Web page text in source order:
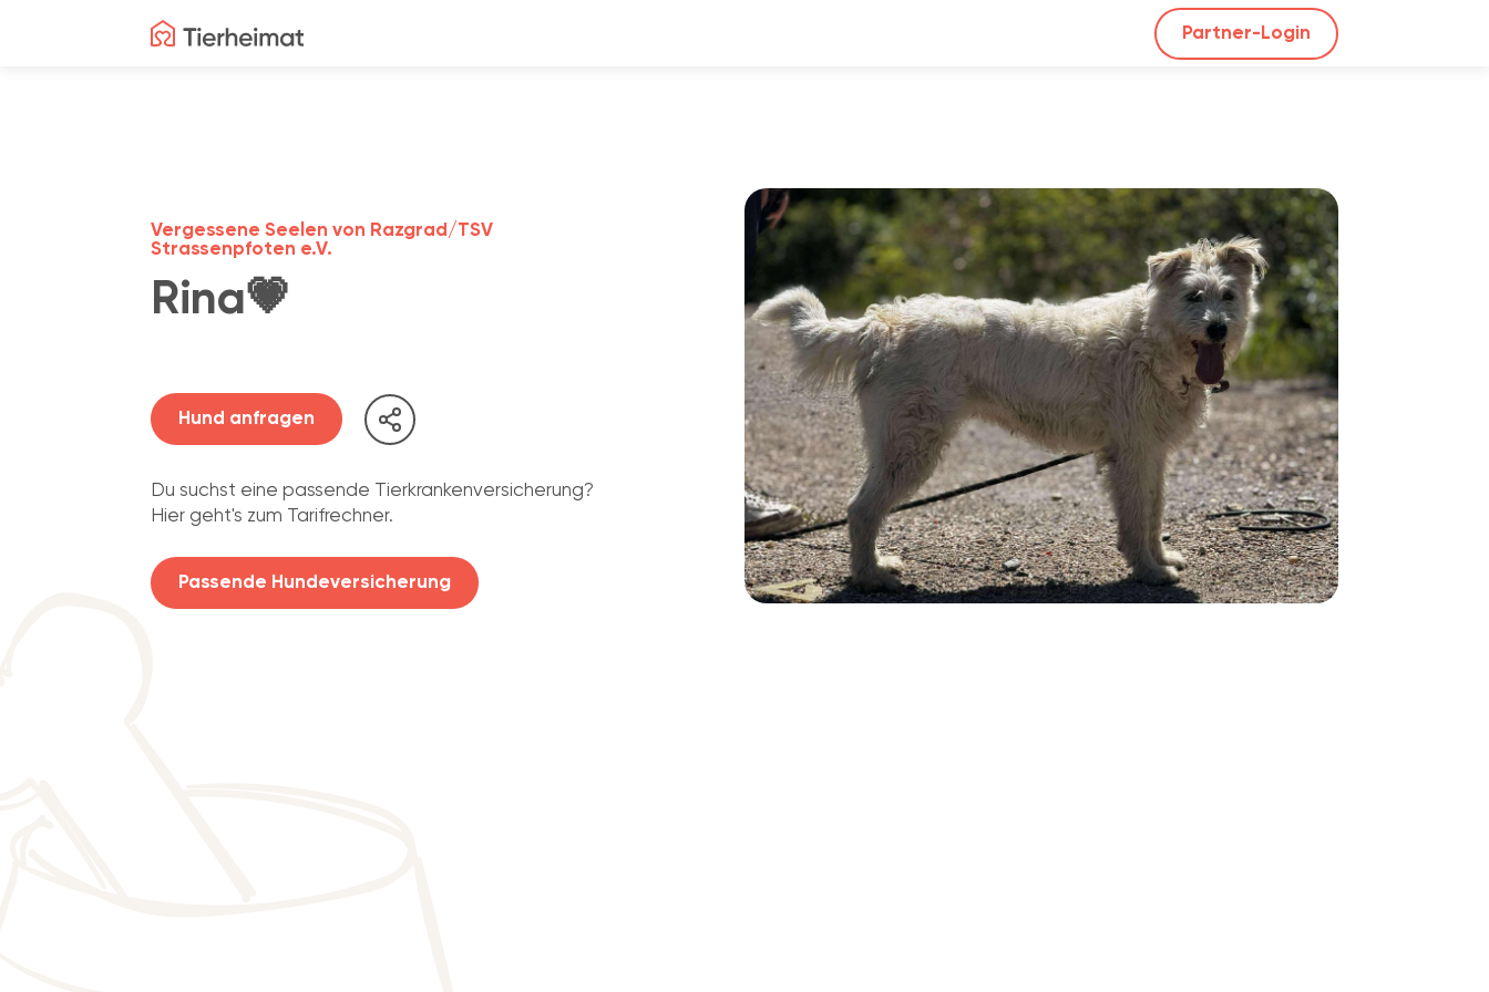
Partner-Login
Rina💗
Vergessene Seelen von Razgrad/TSV
Strassenpfoten e.V.
Hund anfragen
Du suchst eine passende Tierkrankenversicherung?
Hier geht's zum Tarifrechner.
Passende Hundeversicherung